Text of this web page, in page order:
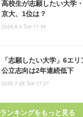
高校生が志願したい大学
京大、1位は？
2026.8.4 Tue 11:45
「志願したい大学」6エ
公立志向は2年連続低下
2026.7.28 Tue 17:27
ランキングをもっと見る